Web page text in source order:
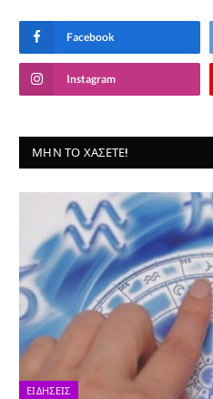
Facebook
Instagram
ΜΗΝ ΤΟ ΧΆΣΕΤΕ!
ΕΙΔΉΣΕΙΣ